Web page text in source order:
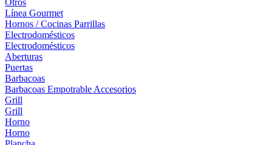
Otros
Línea Gourmet
Hornos / Cocinas Parrillas
Electrodomésticos
Electrodomésticos
Aberturas
Puertas
Barbacoas
Barbacoas Empotrable Accesorios
Grill
Grill
Horno
Horno